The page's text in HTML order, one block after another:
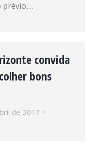
prévio,…
convida
bons
de 2017